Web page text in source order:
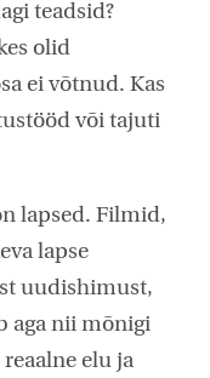
teadsid?
olid
ei võtnud. Kas
või tajuti
lapsed. Filmid,
lapse
uudishimust,
aga nii mõnigi
elu ja